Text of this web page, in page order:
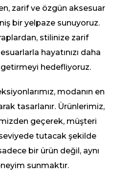
zarif ve özgün aksesuar
bir yelpaze sunuyoruz.
stilinize zarif
hayatınızı daha
hedefliyoruz.
modanın en
tasarlanır. Ürünlerimiz,
geçerek, müşteri
tutacak şekilde
bir ürün değil, aynı
sunmaktır.